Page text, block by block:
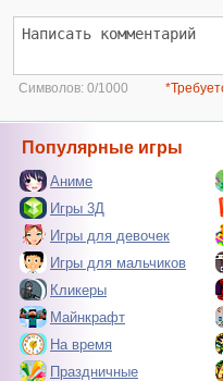
Символов: 0/1000
Популярные игры
Аниме
Игры 3Д
Игры для девочек
Игры для мальчиков
Кликеры
Майнкрафт
На время
Праздничные